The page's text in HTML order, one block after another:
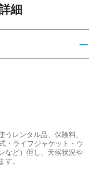
細
レンタル品、保険料、
・ライフジャケット・ウ
など）但し、天候状況や
。